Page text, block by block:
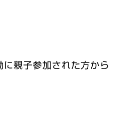
親子参加された方から